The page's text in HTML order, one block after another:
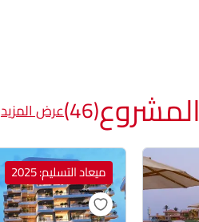
المشروع(46) عرض المزيد
ميعاد التسليم: 2025